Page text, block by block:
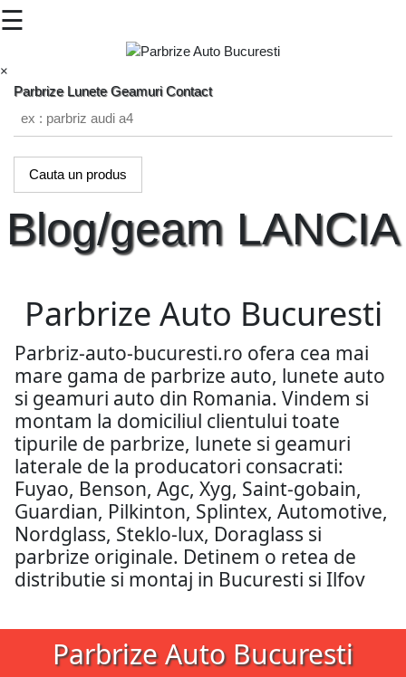
☰
×
Parbrize Lunete Geamuri Contact
Cauta un produs
Blog/geam LANCIA
Parbrize Auto Bucuresti
Parbriz-auto-bucuresti.ro ofera cea mai
mare gama de parbrize auto, lunete auto
si geamuri auto din Romania. Vindem si
montam la domiciliul clientului toate
tipurile de parbrize, lunete si geamuri
laterale de la producatori consacrati:
Fuyao, Benson, Agc, Xyg, Saint-gobain,
Guardian, Pilkinton, Splintex, Automotive,
Nordglass, Steklo-lux, Doraglass si
parbrize originale. Detinem o retea de
distributie si montaj in Bucuresti si Ilfov
Parbrize Auto Bucuresti